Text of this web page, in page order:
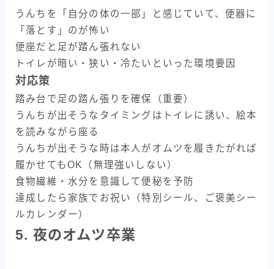
うんちを「自分の体の一部」と感じていて、便器に
「落とす」のが怖い
便座だと足が踏ん張れない
トイレが暗い・狭い・冷たいといった環境要因
対応策
踏み台で足の踏ん張りを確保（重要）
うんちが出そうなタイミングはトイレに誘い、絵本
を読みながら座る
うんちが出そうな時は本人がオムツを履きたがれば
履かせてもOK（無理強いしない）
食物繊維・水分を意識して便秘を予防
達成したら家族でお祝い（特別シール、ご褒美シー
ルカレンダー）
5. 夜のオムツ卒業